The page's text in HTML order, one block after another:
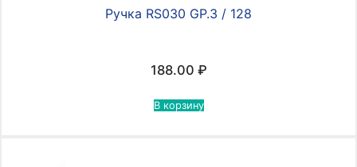
Ручка RS030 GP.3 / 128
188.00 ₽
В корзину